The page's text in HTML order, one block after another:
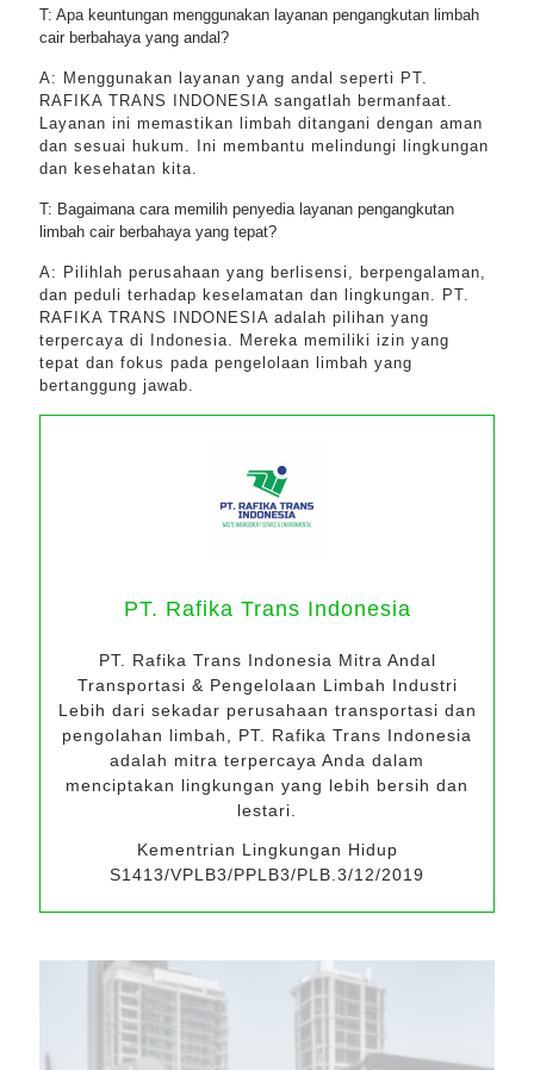
T: Apa keuntungan menggunakan layanan pengangkutan limbah
cair berbahaya yang andal?
A: Menggunakan layanan yang andal seperti PT.
RAFIKA TRANS INDONESIA sangatlah bermanfaat.
Layanan ini memastikan limbah ditangani dengan aman
dan sesuai hukum. Ini membantu melindungi lingkungan
dan kesehatan kita.
T: Bagaimana cara memilih penyedia layanan pengangkutan
limbah cair berbahaya yang tepat?
A: Pilihlah perusahaan yang berlisensi, berpengalaman,
dan peduli terhadap keselamatan dan lingkungan. PT.
RAFIKA TRANS INDONESIA adalah pilihan yang
terpercaya di Indonesia. Mereka memiliki izin yang
tepat dan fokus pada pengelolaan limbah yang
bertanggung jawab.
PT. Rafika Trans Indonesia
PT. Rafika Trans Indonesia Mitra Andal
Transportasi & Pengelolaan Limbah Industri
Lebih dari sekadar perusahaan transportasi dan
pengolahan limbah, PT. Rafika Trans Indonesia
adalah mitra terpercaya Anda dalam
menciptakan lingkungan yang lebih bersih dan
lestari.
Kementrian Lingkungan Hidup
S1413/VPLB3/PPLB3/PLB.3/12/2019